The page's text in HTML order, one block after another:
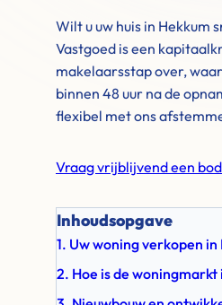
Wilt u uw huis in Hekkum
Vastgoed is een
makelaarsstap over,
binnen 48 uur na de
flexibel met ons
Vraag vrijblijvend een
Inhoudsopgave
1. Uw woning verkopen in
2. Hoe is de woningmarkt